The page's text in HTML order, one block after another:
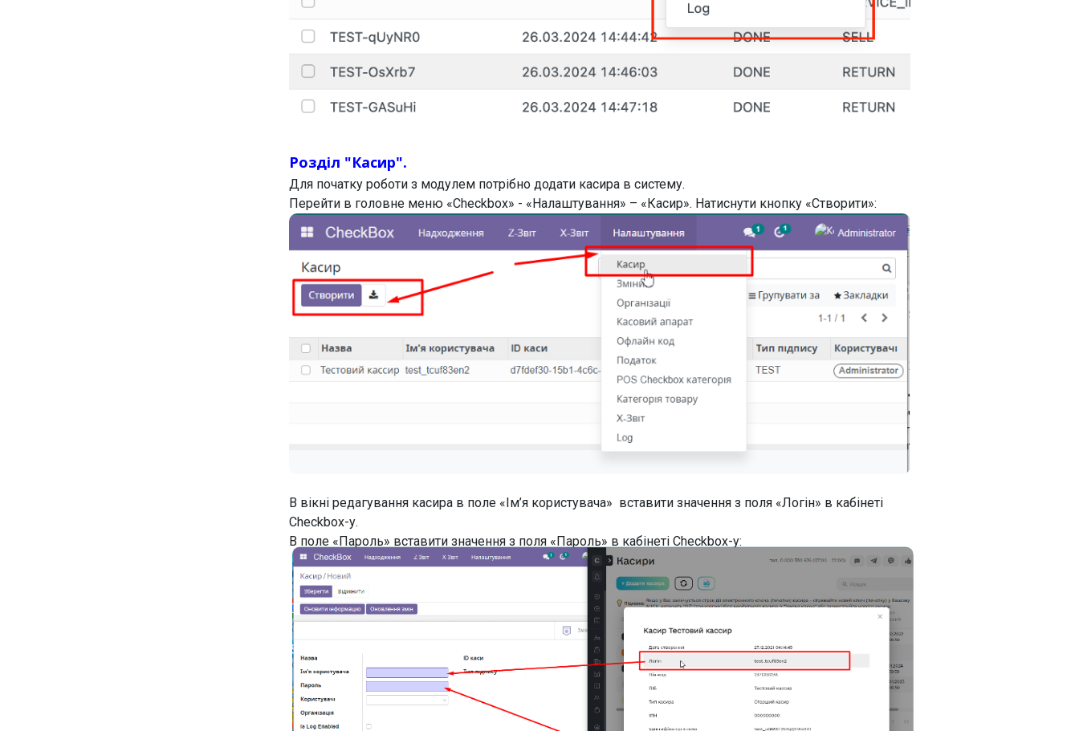
Розділ "Касир".
Для початку роботи з модулем потрібно додати касира в систему.
Перейти в головне меню «Checkbox» - «Налаштування» – «Касир». Натиснути кнопку «Створити»:
В вікні редагування касира в поле «Ім’я користувача» вставити значення з поля «Логін» в кабінеті
Checkbox-у.
В поле «Пароль» вставити значення з поля «Пароль» в кабінеті Checkbox-у: